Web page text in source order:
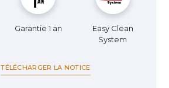
Garantie 1 an
Easy Clean
System
TÉLÉCHARGER LA NOTICE